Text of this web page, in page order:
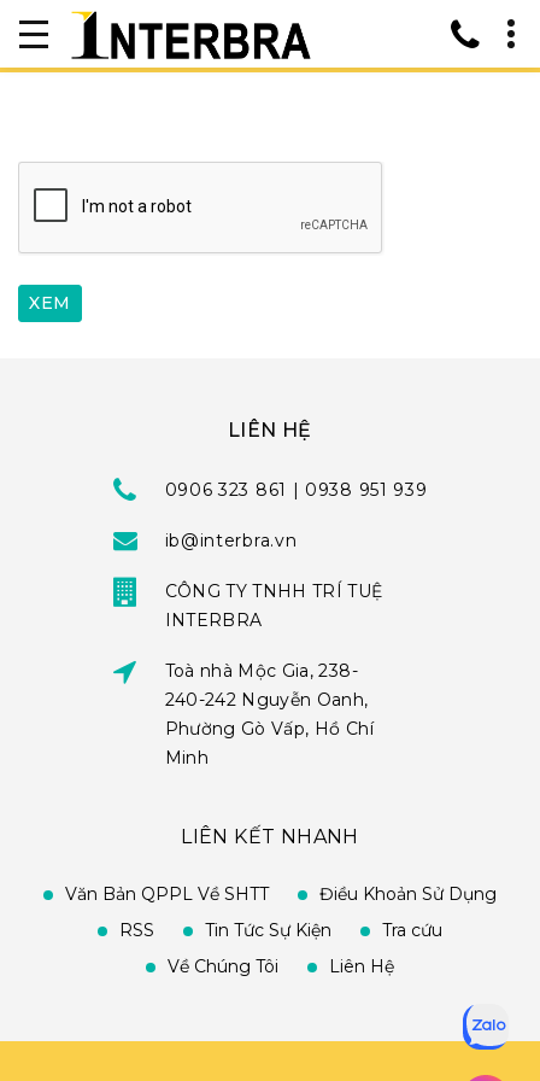
LIÊN HỆ
0906 323 861 | 0938 951 939
ib@interbra.vn
CÔNG TY TNHH TRÍ TUỆ
INTERBRA
Toà nhà Mộc Gia, 238-
240-242 Nguyễn Oanh,
Phường Gò Vấp, Hồ Chí
Minh
LIÊN KẾT NHANH
Văn Bản QPPL Về SHTT
Điều Khoản Sử Dụng
RSS
Tin Tức Sự Kiện
Tra cứu
Về Chúng Tôi
Liên Hệ